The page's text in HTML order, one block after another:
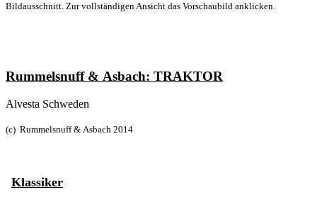
Bildausschnitt. Zur vollständigen Ansicht das Vorschaubild anklicken.
Rummelsnuff & Asbach: TRAKTOR
Alvesta Schweden
(c) Rummelsnuff & Asbach 2014
Klassiker